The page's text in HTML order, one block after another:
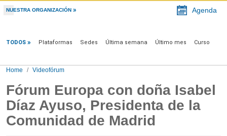
NUESTRA ORGANIZACIÓN Agenda
TODOS Plataformas Sedes Última semana Último mes Curso
Home Videofórum
Fórum Europa con doña Isabel
Díaz Ayuso, Presidenta de la
Comunidad de Madrid